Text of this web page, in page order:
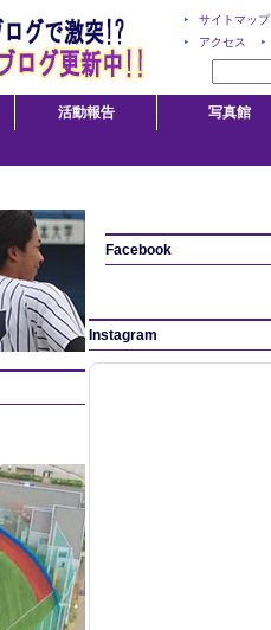
サイトマップ
アクセス
活動報告 写真館
Facebook
Instagram